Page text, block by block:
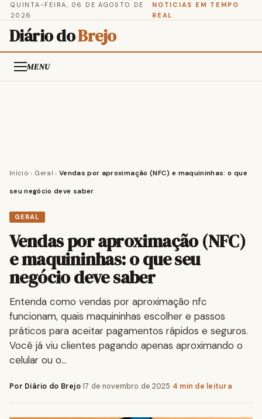
QUINTA-FEIRA, 06 DE AGOSTO DE
2026
NOTICIAS EM TEMPO
REAL
Diário doBrejo
MENU
Início › Geral › Vendas por aproximação (NFC) e maquininhas: o que
seu negócio deve saber
GERAL
Vendas por aproximação (NFC)
e maquininhas: o que seu
negócio deve saber
Entenda como vendas por aproximação nfc
funcionam, quais maquininhas escolher e passos
práticos para aceitar pagamentos rápidos e seguros.
Você já viu clientes pagando apenas aproximando o
celular ou o…
Por Diário do Brejo·17 de novembro de 2025·4 min de leitura